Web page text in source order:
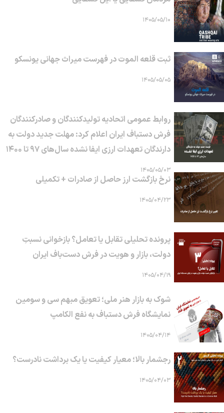
۱۴۰۵/۰۵/۱۰
ثبت قلعه الموت در فهرست میراث جهانی یونسکو
۱۴۰۵/۰۵/۰۵
روابط عمومی اتحادیه تولیدکنندگان و صادرکنندگان
فرش دستباف ایران اعلام کرد: مهلت جدید دولت به
دارندگان تعهدات ارزی ایفا نشده سال‌های ۹۷ تا ۱۴۰۰
۱۴۰۵/۰۵/۰۳
نرخ بازگشت ارز حاصل از صادرات + تکمیلی
۱۴۰۵/۰۴/۲۳
پرونده تحلیلی تقابل یا تعامل؟ بازخوانی نسبتِ
دولت، بازار و هویت در فرش دست‌باف ایران
۱۴۰۵/۰۴/۱۹
شوک به بازار هنر ملی؛ تعویق مبهم سی و سومین
نمایشگاه فرش دستباف به نفع الکامپ
۱۴۰۵/۰۴/۱۴
رجشمار بالا؛ معیار کیفیت یا یک برداشت نادرست؟
۱۴۰۵/۰۴/۰۳